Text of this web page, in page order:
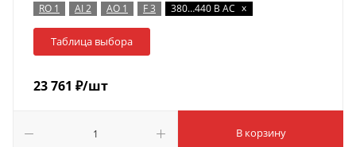
RO 1
AI 2 AO 1 F 3 380…440 В AC x
Таблица выбора
23 761 ₽/шт
В корзину